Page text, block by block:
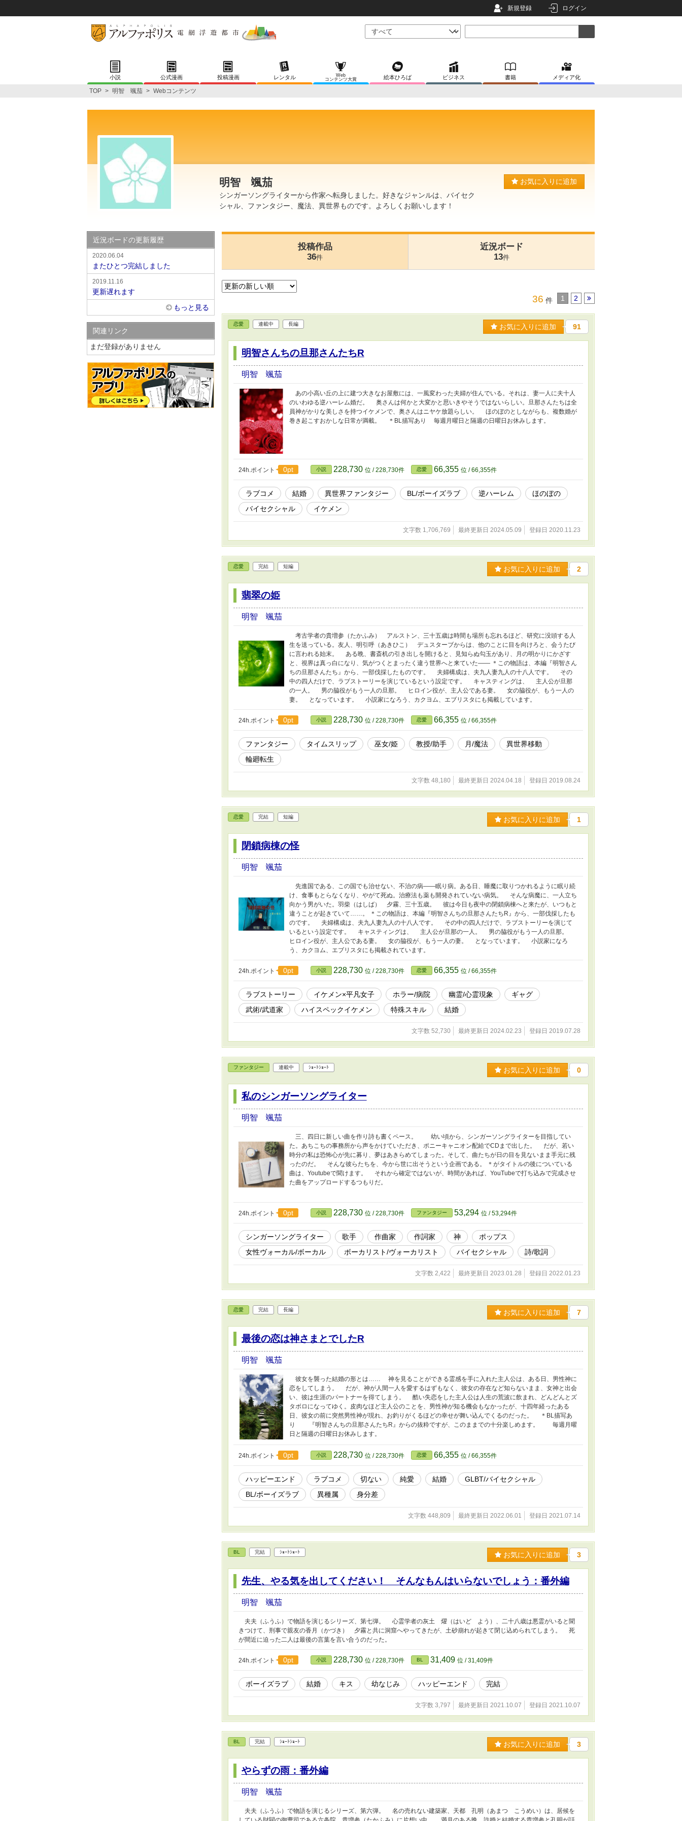
新規登録 ログイン
小説 公式漫画 投稿漫画 レンタル
Web
コンテンツ大賞
絵本ひろば ビジネス 書籍 メディア化
TOP > 明智 颯茄 > Webコンテンツ
明智 颯茄
シンガーソングライターから作家へ転身しました。好きなジャンルは、バイセク
シャル、ファンタジー、魔法、異世界ものです。よろしくお願いします！
お気に入りに追加
投稿作品
36件
近況ボード
13件
36 件 1 2
恋愛 連載中 長編 お気に入りに追加 91
明智さんちの旦那さんたちR
明智 颯茄
あの小高い丘の上に建つ大きなお屋敷には、一風変わった夫婦が住んでいる。それは、妻一人に夫十人
のいわゆる逆ハーレム婚だ。 奥さんは何かと大変かと思いきやそうではないらしい。旦那さんたちは全
員神がかりな美しさを持つイケメンで、奥さんはニヤケ放題らしい。 ほのぼのとしながらも、複数婚が
巻き起こすおかしな日常が満載。 ＊BL描写あり 毎週月曜日と隔週の日曜日お休みします。
24h.ポイント 0pt 小説 228,730 位 / 228,730件 恋愛 66,355 位 / 66,355件
ラブコメ 結婚 異世界ファンタジー BL/ボーイズラブ 逆ハーレム
ほのぼの
バイセクシャル
イケメン
文字数 1,706,769 最終更新日 2024.05.09 登録日 2020.11.23
恋愛 完結 短編 お気に入りに追加 2
翡翠の姫
明智 颯茄
考古学者の貴増参（たかふみ） アルストン、三十五歳は時間も場所も忘れるほど、研究に没頭する人
生を送っている。友人、明引呼（あきひこ） デュスターブからは、他のことに目を向けろと、会うたび
に言われる始末。 ある晩、書斎机の引き出しを開けると、見知らぬ勾玉があり、月の明かりにかざす
と、視界は真っ白になり、気がつくとまったく違う世界へと来ていた―― ＊この物語は、本編『明智さん
ちの旦那さんたち』から、一部伐採したものです。 夫婦構成は、夫九人妻九人の十八人です。 その
中の四人だけで、ラブストーリーを演じているという設定です。 キャスティングは、 主人公が旦那
の一人。 男の脇役がもう一人の旦那。 ヒロイン役が、主人公である妻。 女の脇役が、もう一人の
妻。 となっています。 小説家になろう、カクヨム、エブリスタにも掲載しています。
24h.ポイント 0pt 小説 228,730 位 / 228,730件 恋愛 66,355 位 / 66,355件
ファンタジー タイムスリップ 巫女/姫 教授/助手 月/魔法
異世界移動
輪廻転生
文字数 48,180 最終更新日 2024.04.18 登録日 2019.08.24
恋愛 完結 短編 お気に入りに追加 1
閉鎖病棟の怪
明智 颯茄
先進国である、この国でも治せない、不治の病――眠り病。ある日、睡魔に取りつかれるように眠り続
け、食事もとらなくなり、やがて死ぬ。治療法も薬も開発されていない病気。 そんな病魔に、一人立ち
向かう男がいた。羽柴（はしば） 夕霧、三十五歳。 彼は今日も夜中の閉鎖病棟へと来たが、いつもと
違うことが起きていて……。 ＊この物語は、本編『明智さんちの旦那さんたちR』から、一部伐採したも
のです。 夫婦構成は、夫九人妻九人の十八人です。 その中の四人だけで、ラブストーリーを演じて
いるという設定です。 キャスティングは、 主人公が旦那の一人。 男の脇役がもう一人の旦那。
ヒロイン役が、主人公である妻。 女の脇役が、もう一人の妻。 となっています。 小説家になろ
う、カクヨム、エブリスタにも掲載されています。
24h.ポイント 0pt 小説 228,730 位 / 228,730件 恋愛 66,355 位 / 66,355件
ラブストーリー イケメン×平凡女子 ホラー/病院 幽霊/心霊現象
ギャグ
武術/武道家
ハイスペックイケメン 特殊スキル 結婚
文字数 52,730 最終更新日 2024.02.23 登録日 2019.07.28
ファンタジー 連載中 ｼｮｰﾄｼｮｰﾄ お気に入りに追加 0
私のシンガーソングライター
明智 颯茄
三、四日に新しい曲を作り詩も書くペース。 幼い頃から、シンガーソングライターを目指してい
た。あちこちの事務所から声をかけていただき、ポニーキャニオン配給でCDまで出した。 だが、若い
時分の私は恐怖心が先に募り、夢はあきらめてしまった。そして、曲たちが日の目を見ないまま手元に残
ったのだ。 そんな彼らたちを、今から世に出そうという企画である。 ＊がタイトルの後についている
曲は、Youtubeで聞けます。 それから確定ではないが、時間があれば、YouTubeで打ち込みで完成させ
た曲をアップロードするつもりだ。
24h.ポイント 0pt 小説 228,730 位 / 228,730件 ファンタジー 53,294 位 / 53,294件
シンガーソングライター 歌手 作曲家 作詞家 神
ポップス
女性ヴォーカル/ボーカル
ボーカリスト/ヴォーカリスト バイセクシャル 詩/歌詞
文字数 2,422 最終更新日 2023.01.28 登録日 2022.01.23
恋愛 完結 長編 お気に入りに追加 7
最後の恋は神さまとでしたR
明智 颯茄
彼女を襲った結婚の形とは…… 神を見ることができる霊感を手に入れた主人公は、ある日、男性神に
恋をしてしまう。 だが、神が人間一人を愛するはずもなく、彼女の存在など知らないまま、女神と出会
い、彼は生涯のパートナーを得てしまう。 酷い失恋をした主人公は人生の荒波に飲まれ、どんどんとズ
タボロになってゆく。皮肉なほど主人公のことを、男性神が知る機会もなかったが、十四年経ったある
日、彼女の前に突然男性神が現れ、お釣りがくるほどの幸せが舞い込んでくるのだった。 ＊BL描写あ
り 『明智さんちの旦那さんたちR』からの抜粋ですが、このままでの十分楽しめます。 毎週月曜
日と隔週の日曜日お休みします。
24h.ポイント 0pt 小説 228,730 位 / 228,730件 恋愛 66,355 位 / 66,355件
ハッピーエンド ラブコメ 切ない 純愛 結婚
GLBT/バイセクシャル
BL/ボーイズラブ
異種属 身分差
文字数 448,809 最終更新日 2022.06.01 登録日 2021.07.14
BL 完結 ｼｮｰﾄｼｮｰﾄ お気に入りに追加 3
先生、やる気を出してください！ そんなもんはいらないでしょう：番外編
明智 颯茄
夫夫（ふうふ）で物語を演じるシリーズ、第七弾。 心霊学者の灰土 燿（はいど よう）、二十八歳は悪霊がいると聞
きつけて、刑事で親友の香月（かづき） 夕霧と共に洞窟へやってきたが、土砂崩れが起きて閉じ込められてしまう。 死
が間近に迫った二人は最後の言葉を言い合うのだった。
24h.ポイント 0pt 小説 228,730 位 / 228,730件 BL 31,409 位 / 31,409件
ボーイズラブ 結婚 キス 幼なじみ ハッピーエンド 完結
文字数 3,797 最終更新日 2021.10.07 登録日 2021.10.07
BL 完結 ｼｮｰﾄｼｮｰﾄ お気に入りに追加 3
やらずの雨：番外編
明智 颯茄
夫夫（ふうふ）で物語を演じるシリーズ、第六弾。 名の売れない建築家、天都 孔明（あまつ こうめい）は、居候を
近況ボードの更新履歴
2020.06.04
またひとつ完結しました
2019.11.16
更新遅れます
もっと見る
関連リンク
まだ登録がありません